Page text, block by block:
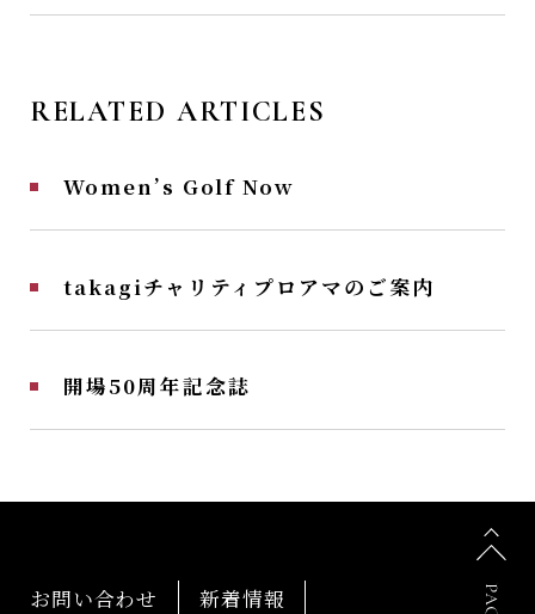
RELATED ARTICLES
Women’s Golf Now
takagiチャリティプロアマのご案内
開場50周年記念誌
お問い合わせ 新着情報